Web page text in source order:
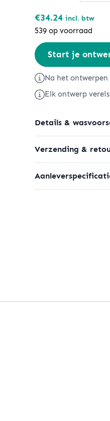
€34.24 incl. btw
539 op voorraad
Stella
Nora
aantal
Start je
Na het ontwerpen
Elk ontwerp
Details &
Verzending &